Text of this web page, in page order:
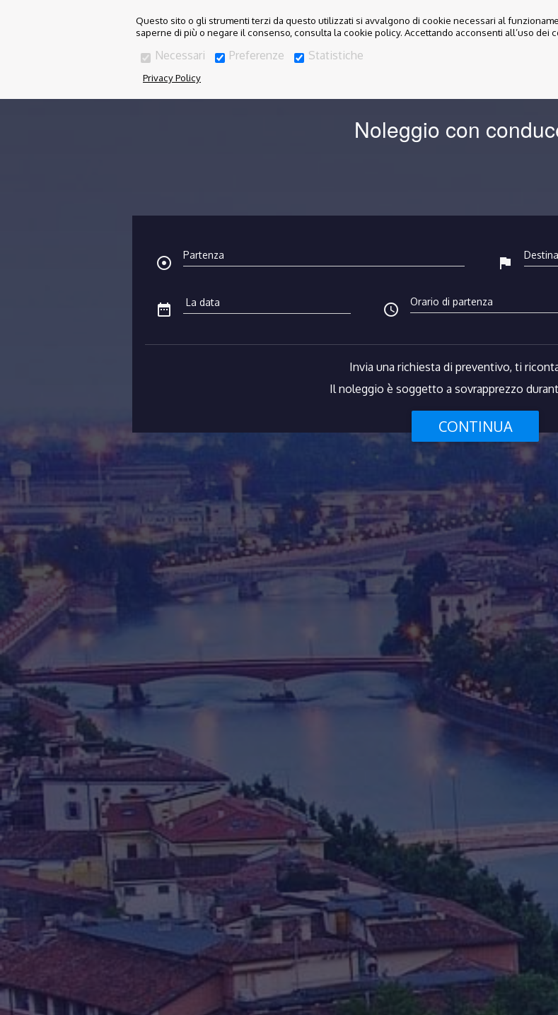
Questo sito o gli strumenti terzi da questo utilizzati si avvalgono di cookie necessari al
saperne di più o negare il consenso, consulta la cookie policy. Accettando acconsenti all’uso dei
Necessari Preferenze Statistiche
Privacy Policy
HOME POLITICA AZIENDALE
Noleggio con
adjust flag
date_range access_time
Invia una richiesta di preventivo, ti
Il noleggio è soggetto a sovrapprezzo
CONTINUA